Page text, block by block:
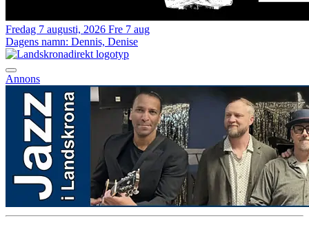
Fredag 7 augusti, 2026 Fre 7 aug
Dagens namn: Dennis, Denise
Annons